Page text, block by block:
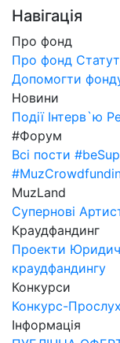
Навігація
Про фонд
Про фонд
Допомогти
Новини
Події Інтерв`ю
#Форум
Всі пости
MuzLand
Супернові
Краудфандинг
Проекти
краудфандингу
Конкурси
Конкурс-
Інформація